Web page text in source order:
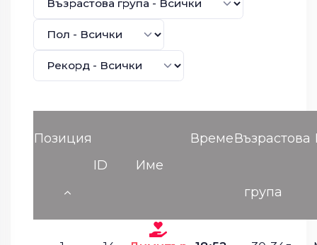
Позиция
ID
Име
ВремеВъзрастова
група